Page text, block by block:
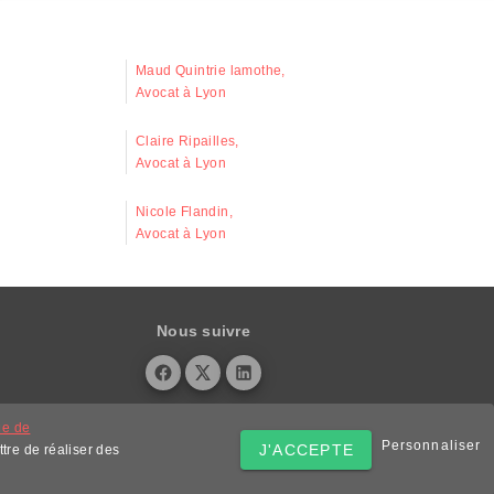
Maud Quintrie lamothe,
Avocat à Lyon
Claire Ripailles,
Avocat à Lyon
Nicole Flandin,
Avocat à Lyon
Nous suivre
de
de réaliser des
J'ACCEPTE Personnaliser